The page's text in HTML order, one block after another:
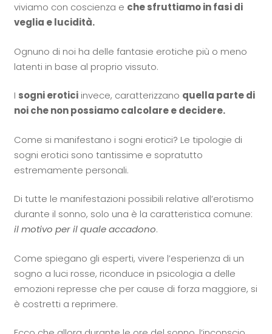
viviamo con coscienza e che sfruttiamo in fasi di
veglia e lucidità.
Ognuno di noi ha delle fantasie erotiche più o meno
latenti in base al proprio vissuto.
I sogni eroticiinvece, caratterizzano quella parte di
noi che non possiamo calcolare e decidere.
Come si manifestano i sogni erotici? Le tipologie di
sogni erotici sono tantissime e sopratutto
estremamente personali.
Di tutte le manifestazioni possibili relative all’erotismo
durante il sonno, solo una è la caratteristica comune:
il motivo per il quale accadono.
Come spiegano gli esperti, vivere l’esperienza di un
sogno a luci rosse, riconduce in psicologia a delle
emozioni represse che per cause di forza maggiore, si
è costretti a reprimere.